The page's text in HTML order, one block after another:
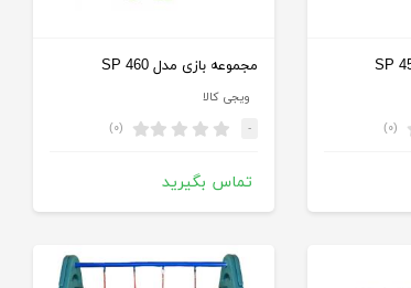
(۰)
مجموعه بازی مدل SP 460
ویجی کالا
- (۰)
تماس بگیرید